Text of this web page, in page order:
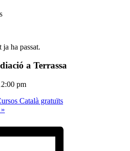
ja ha passat.
a Terrassa
pm
Català gratuïts
»